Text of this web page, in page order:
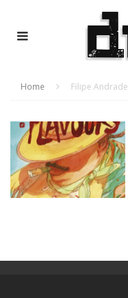
Home Filipe Andrade